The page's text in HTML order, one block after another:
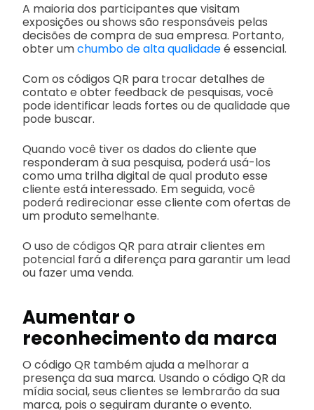
A maioria dos participantes que visitam
exposições ou shows são responsáveis pelas
decisões de compra de sua empresa. Portanto,
obter umchumbo de alta qualidadeé essencial.
Com os códigos QR para trocar detalhes de
contato e obter feedback de pesquisas, você
pode identificar leads fortes ou de qualidade que
pode buscar.
Quando você tiver os dados do cliente que
responderam à sua pesquisa, poderá usá-los
como uma trilha digital de qual produto esse
cliente está interessado. Em seguida, você
poderá redirecionar esse cliente com ofertas de
um produto semelhante.
O uso de códigos QR para atrair clientes em
potencial fará a diferença para garantir um lead
ou fazer uma venda.
Aumentar o
reconhecimento da marca
O código QR também ajuda a melhorar a
presença da sua marca. Usando o código QR da
mídia social, seus clientes se lembrarão da sua
marca, pois o seguiram durante o evento.